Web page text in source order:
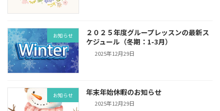
お知らせ
２０２５年度グループレッスンの最新ス
ケジュール（冬期：1-3月）
2025年12月29日
お知らせ 年末年始休暇のお知らせ
2025年12月29日